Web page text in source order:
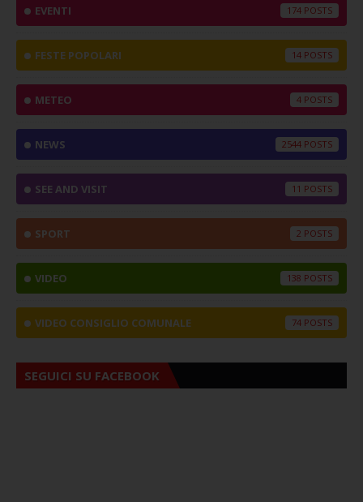
EVENTI 174
FESTE POPOLARI 14
METEO 4
NEWS 2544
SEE AND VISIT 11
SPORT 2
VIDEO 138
VIDEO CONSIGLIO COMUNALE 74
SEGUICI SU FACEBOOK